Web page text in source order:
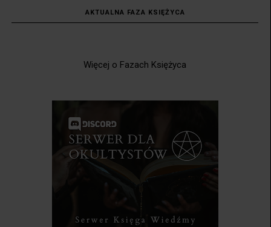
AKTUALNA FAZA KSIĘŻYCA
Więcej o Fazach Księżyca